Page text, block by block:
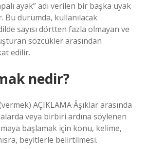
ayak” adı verilen bir başka uyak
Bu durumda, kullanılacak
sayısı dörtten fazla olmayan ve
sözcükler arasından
edilir.
nedir?
AÇIKLAMA Âşıklar arasında
veya birbiri ardına söylenen
başlamak için konu, kelime,
beyitlerle belirtilmesi.